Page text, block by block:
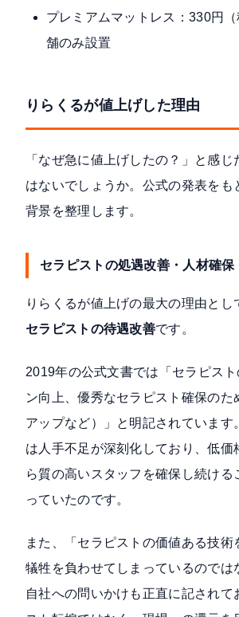
プレミアムマットレス：330円
舗のみ設置
りらくるが値上げした理由
「なぜ急に値上げしたの？」と感
はないでしょうか。公式の発表をも
背景を整理します。
セラピストの処遇改善・人材確保
りらくるが値上げの最大の理由とし
セラピストの待遇改善です。
2019年の公式文書では「セラピスト
ン向上、優秀なセラピスト確保のた
アップなど）」と明記されています
は人手不足が深刻化しており、低価
ら質の高いスタッフを確保し続ける
っていたのです。
また、「セラピストの価値ある技術
犠牲を負わせてしまっているのでは
自社への問いかけも正直に記されて